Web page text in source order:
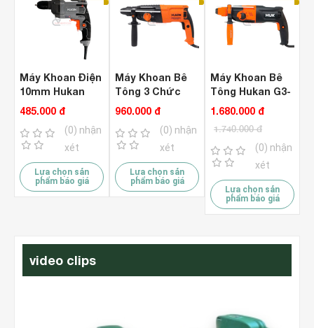
video clips
Máy Khoan Điện
10mm Hukan
G2-ID590 ( 590W
485.000 đ
(0) nhận
xét
Lựa chọn sản
phẩm báo giá
Máy Khoan Bê
Tông 3 Chức
Năng Hukan K89
960.000 đ
(0) nhận
xét
Lựa chọn sản
phẩm báo giá
Máy Khoan Bê
Tông Hukan G3-
K98 ( 3 Chức
1.680.000 đ
1.740.000 đ
(0) nhận
xét
Lựa chọn sản
phẩm báo giá